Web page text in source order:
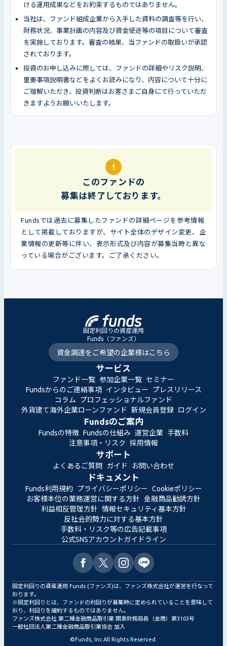
ける運用成果などをお約束するものではありません。
当社は、ファンド組成企業から入手した資料の調査等を行い、
財務状況、事業計画の内容及び資金使途等の項目について審査
を実施しております。審査の結果、当ファンドの取扱いが承認
されております。
投資のお申し込みに際しては、ファンドの詳細やリスク説明、
重要事項説明書などをよくお読みになり、内容について十分に
ご理解いただき、投資判断はお客さまご自身にて行っていただ
きますようお願いいたします。
!
このファンドの
募集は終了しております。
Fundsでは過去に募集したファンドの詳細ページを参考情報
として掲載しておりますが、サイト全体のデザイン変更、企
業情報の更新等に伴い、表示形式及び内容が募集当時と異な
っている場合がございます。ご了承ください。
固定利回りの資産運用
Funds（ファンズ）
資金調達をご希望の企業様はこちら
サービス
ファンド一覧 参加企業一覧 セミナー
Fundsからのご連絡事項 インタビュー
プレスリリース
コラム
プロフェッショナルファンド
外貨建て海外企業ローンファンド 新規会員登録 ログイン
Fundsのご案内
Fundsの特徴 Fundsの仕組み 運営企業 手数料
注意事項・リスク
採用情報
サポート
よくあるご質問 ガイド お問い合わせ
ドキュメント
Funds利用規約 プライバシーポリシー Cookieポリシー
お客様本位の業務運営に関する方針 金融商品勧誘方針
利益相反管理方針 情報セキュリティ基本方針
反社会的勢力に対する基本方針
手数料・リスク等の広告記載事項
公式SNSアカウントガイドライン
固定利回りの資産運用 Funds (ファンズ)は、ファンズ株式会社が運営を行なって
おります。
※固定利回りとは、ファンドの利回りが募集時に定められていることを意味して
おり、利回りを確約するものではありません。
ファンズ株式会社 第二種金融商品取引業 関東財務局長（金商）第3103号
一般社団法人第二種金融商品取引業協会 加入
© Funds, Inc.All Rights Reserved.